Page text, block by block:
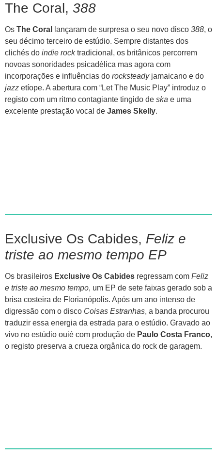
The Coral, 388
Os The Coral lançaram de surpresa o seu novo disco 388, o
seu décimo terceiro de estúdio. Sempre distantes dos
clichés do indie rocktradicional, os britânicos percorrem
novoas sonoridades psicadélica mas agora com
incorporações e influências do rocksteadyjamaicano e do
jazz etíope. A abertura com “Let The Music Play” introduz o
registo com um ritmo contagiante tingido de ska e uma
excelente prestação vocal de James Skelly.
Exclusive Os Cabides, Feliz e
triste ao mesmo tempo EP
Os brasileiros Exclusive Os Cabides regressam com Feliz
e triste ao mesmo tempo, um EP de sete faixas gerado sob a
brisa costeira de Florianópolis. Após um ano intenso de
digressão com o disco Coisas Estranhas, a banda procurou
traduzir essa energia da estrada para o estúdio. Gravado ao
vivo no estúdio ouié com produção de Paulo Costa Franco,
o registo preserva a crueza orgânica do rock de garagem.